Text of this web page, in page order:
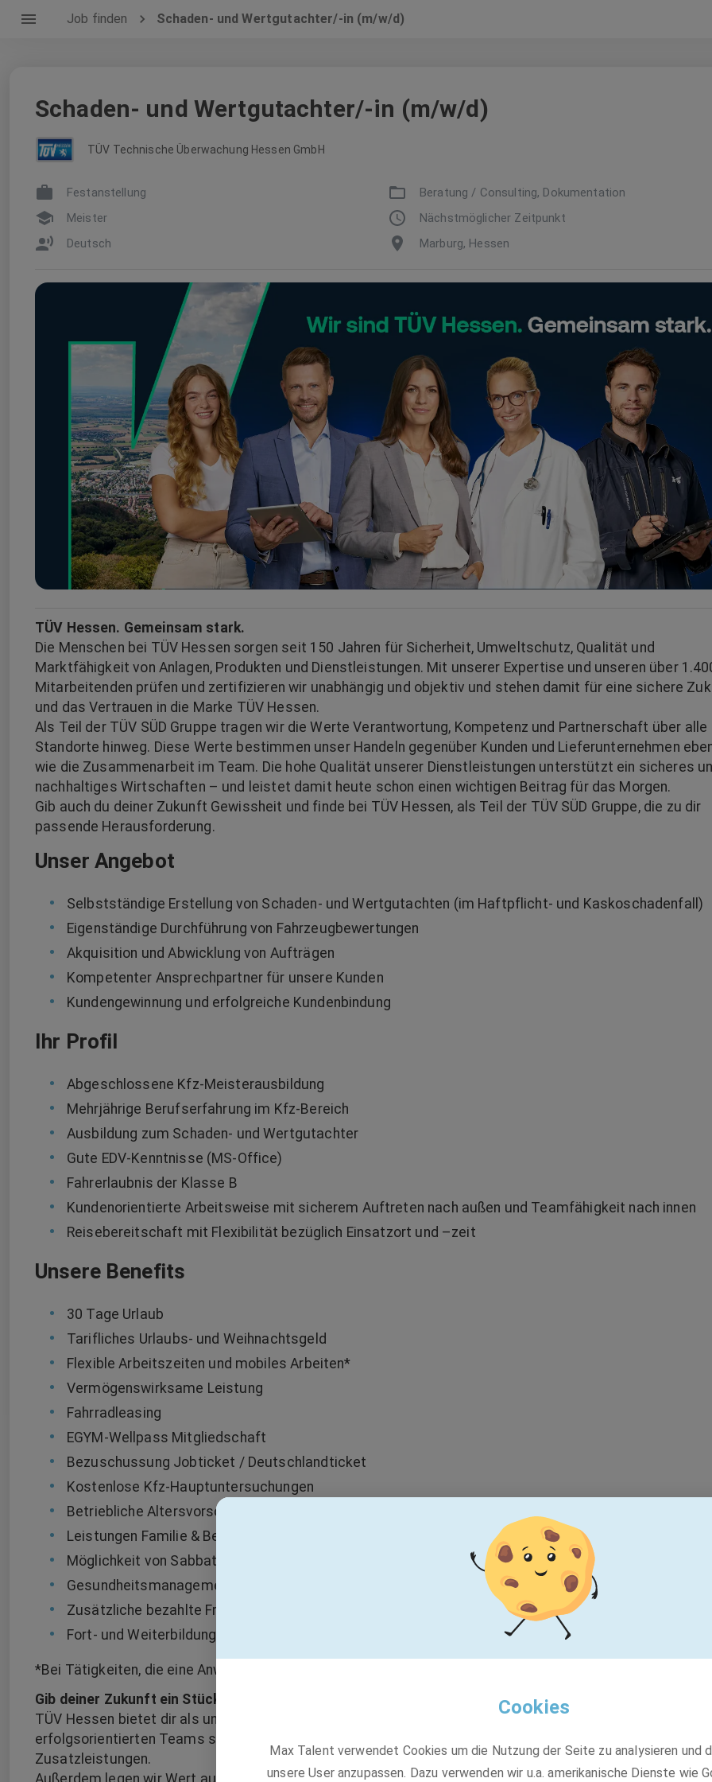
Job finden Schaden- und Wertgutachter/-in (m/w/d)
Schaden- und Wertgutachter/-in (m/w/d)
TÜV Technische Überwachung Hessen GmbH
Festanstellung
Beratung / Consulting, Dokumentation
Meister
Nächstmöglicher Zeitpunkt
Deutsch
Marburg, Hessen
TÜV Hessen. Gemeinsam stark.
Die Menschen bei TÜV Hessen sorgen seit 150 Jahren für Sicherheit, Umweltschutz, Qualität und
Marktfähigkeit von Anlagen, Produkten und Dienstleistungen. Mit unserer Expertise und unseren über
Mitarbeitenden prüfen und zertifizieren wir unabhängig und objektiv und stehen damit für eine sichere
und das Vertrauen in die Marke TÜV Hessen.
Als Teil der TÜV SÜD Gruppe tragen wir die Werte Verantwortung, Kompetenz und Partnerschaft über alle
Standorte hinweg. Diese Werte bestimmen unser Handeln gegenüber Kunden und Lieferunternehmen
wie die Zusammenarbeit im Team. Die hohe Qualität unserer Dienstleistungen unterstützt ein sicheres
nachhaltiges Wirtschaften – und leistet damit heute schon einen wichtigen Beitrag für das Morgen.
Gib auch du deiner Zukunft Gewissheit und finde bei TÜV Hessen, als Teil der TÜV SÜD Gruppe, die zu dir
passende Herausforderung.
Unser Angebot
Selbstständige Erstellung von Schaden- und Wertgutachten (im Haftpflicht- und Kaskoschadenfall)
Eigenständige Durchführung von Fahrzeugbewertungen
Akquisition und Abwicklung von Aufträgen
Kompetenter Ansprechpartner für unsere Kunden
Kundengewinnung und erfolgreiche Kundenbindung
Ihr Profil
Abgeschlossene Kfz-Meisterausbildung
Mehrjährige Berufserfahrung im Kfz-Bereich
Ausbildung zum Schaden- und Wertgutachter
Gute EDV-Kenntnisse (MS-Office)
Fahrerlaubnis der Klasse B
Kundenorientierte Arbeitsweise mit sicherem Auftreten nach außen und Teamfähigkeit nach innen
Reisebereitschaft mit Flexibilität bezüglich Einsatzort und –zeit
Unsere Benefits
30 Tage Urlaub
Tarifliches Urlaubs- und Weihnachtsgeld
Flexible Arbeitszeiten und mobiles Arbeiten*
Vermögenswirksame Leistung
Fahrradleasing
EGYM-Wellpass Mitgliedschaft
Bezuschussung Jobticket / Deutschlandticket
Kostenlose Kfz-Hauptuntersuchungen
Betriebliche Altersvorsorge
Leistungen Familie & Beruf
Möglichkeit von Sabbaticals
Gesundheitsmanagement
Zusätzliche bezahlte Freizeit
Fort- und Weiterbildung
*Bei Tätigkeiten, die eine Anwesenheit vor Ort erfordern, ist mobiles Arbeiten nicht möglich.
Gib deiner Zukunft ein Stück Gewissheit
TÜV Hessen bietet dir als unabhängige Prüfinstanz herausfordernde Aufgaben in engagierten,
erfolgsorientierten Teams sowie ein attraktives Gesamtpaket aus Vergütung und freiwilligen
Zusatzleistungen.
Außerdem legen wir Wert auf die individuelle Entwicklungsförderung jedes einzelnen Mitarbeitenden.
Cookies
Max Talent verwendet Cookies um die Nutzung der Seite zu analysieren und
unsere User anzupassen. Dazu verwenden wir u.a. amerikanische Dienste wie